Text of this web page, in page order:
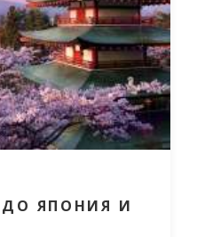
ДО ЯПОНИЯ И